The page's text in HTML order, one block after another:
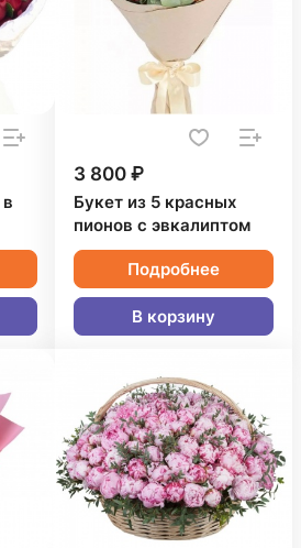
3 800 ₽
Букет из 5 красных
пионов с эвкалиптом
Подробнее
В корзину